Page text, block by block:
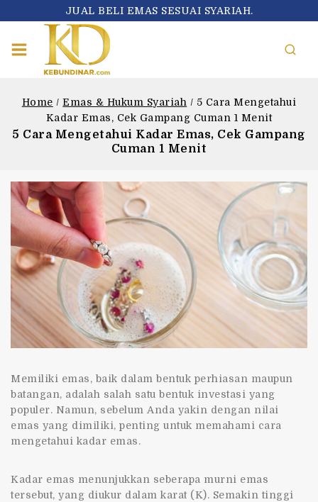
JUAL BELI EMAS SESUAI SYARIAH.
Home / Emas & Hukum Syariah / 5 Cara Mengetahui
Kadar Emas, Cek Gampang Cuman 1 Menit
5 Cara Mengetahui Kadar Emas, Cek Gampang
Cuman 1 Menit
Memiliki emas, baik dalam bentuk perhiasan maupun
batangan, adalah salah satu bentuk investasi yang
populer. Namun, sebelum Anda yakin dengan nilai
emas yang dimiliki, penting untuk memahami cara
mengetahui kadar emas.
Kadar emas menunjukkan seberapa murni emas
tersebut, yang diukur dalam karat (K). Semakin tinggi